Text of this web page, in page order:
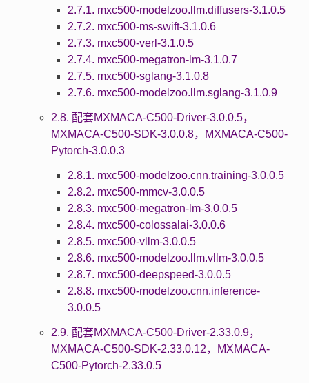
2.7.1. mxc500-modelzoo.llm.diffusers-3.1.0.5
2.7.2. mxc500-ms-swift-3.1.0.6
2.7.3. mxc500-verl-3.1.0.5
2.7.4. mxc500-megatron-lm-3.1.0.7
2.7.5. mxc500-sglang-3.1.0.8
2.7.6. mxc500-modelzoo.llm.sglang-3.1.0.9
2.8. 配套MXMACA-C500-Driver-3.0.0.5，
MXMACA-C500-SDK-3.0.0.8，MXMACA-C500-
Pytorch-3.0.0.3
2.8.1. mxc500-modelzoo.cnn.training-3.0.0.5
2.8.2. mxc500-mmcv-3.0.0.5
2.8.3. mxc500-megatron-lm-3.0.0.5
2.8.4. mxc500-colossalai-3.0.0.6
2.8.5. mxc500-vllm-3.0.0.5
2.8.6. mxc500-modelzoo.llm.vllm-3.0.0.5
2.8.7. mxc500-deepspeed-3.0.0.5
2.8.8. mxc500-modelzoo.cnn.inference-
3.0.0.5
2.9. 配套MXMACA-C500-Driver-2.33.0.9，
MXMACA-C500-SDK-2.33.0.12，MXMACA-
C500-Pytorch-2.33.0.5